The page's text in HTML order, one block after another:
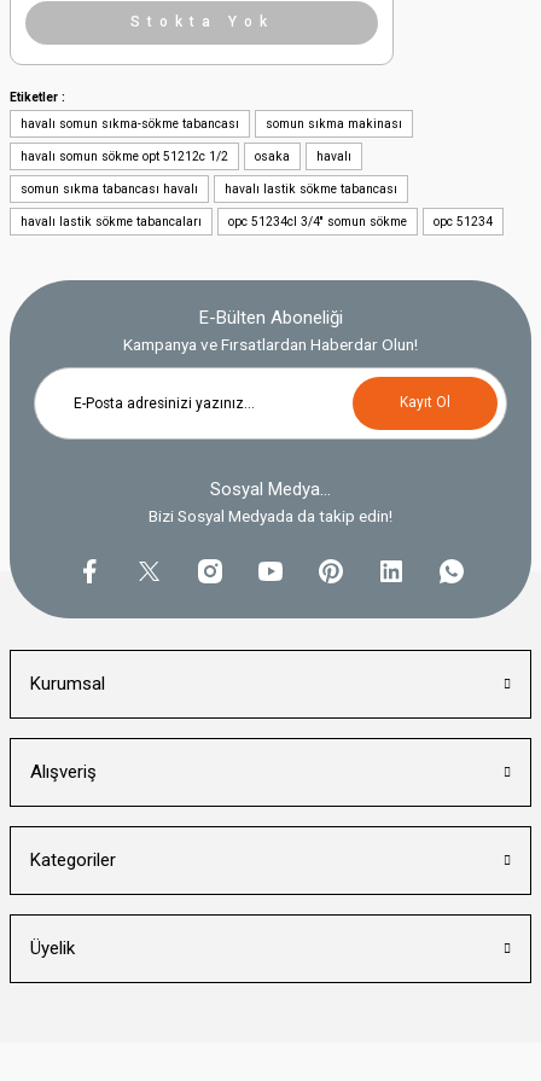
Stokta Yok
Etiketler :
havalı somun sıkma-sökme tabancası
somun sıkma makinası
havalı somun sökme opt 51212c 1/2 osaka havalı
somun sıkma tabancası havalı havalı lastik sökme tabancası
havalı lastik sökme tabancaları opc 51234cl 3/4'' somun sökme opc 51234
E-Bülten Aboneliği
Kampanya ve Fırsatlardan Haberdar Olun!
Kayıt Ol
Sosyal Medya...
Bizi Sosyal Medyada da takip edin!
Kurumsal
Alışveriş
Kategoriler
Üyelik